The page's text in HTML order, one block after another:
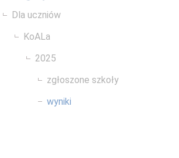
Dla uczniów
KoALa
2025
zgłoszone szkoły
wyniki